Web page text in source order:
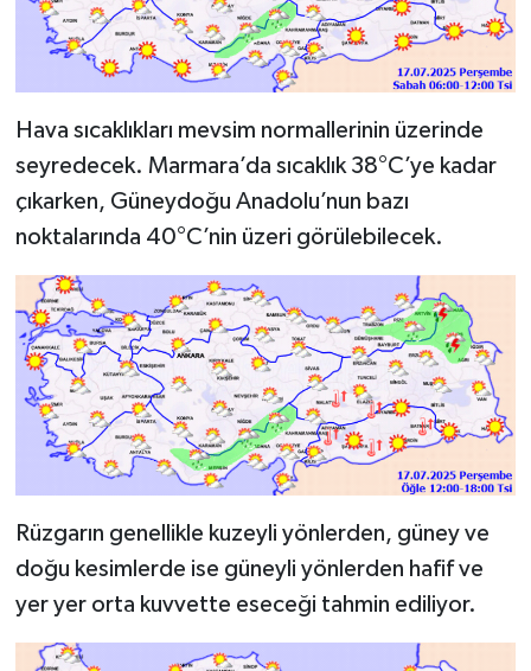
Hava sıcaklıkları mevsim normallerinin üzerinde
seyredecek. Marmara’da sıcaklık 38°C’ye kadar
çıkarken, Güneydoğu Anadolu’nun bazı
noktalarında 40°C’nin üzeri görülebilecek.
Rüzgarın genellikle kuzeyli yönlerden, güney ve
doğu kesimlerde ise güneyli yönlerden hafif ve
yer yer orta kuvvette eseceği tahmin ediliyor.